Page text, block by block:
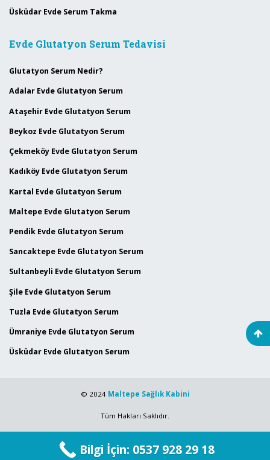
Üsküdar Evde Serum Takma
Evde Glutatyon Serum Tedavisi
Glutatyon Serum Nedir?
Adalar Evde Glutatyon Serum
Ataşehir Evde Glutatyon Serum
Beykoz Evde Glutatyon Serum
Çekmeköy Evde Glutatyon Serum
Kadıköy Evde Glutatyon Serum
Kartal Evde Glutatyon Serum
Maltepe Evde Glutatyon Serum
Pendik Evde Glutatyon Serum
Sancaktepe Evde Glutatyon Serum
Sultanbeyli Evde Glutatyon Serum
Şile Evde Glutatyon Serum
Tuzla Evde Glutatyon Serum
Ümraniye Evde Glutatyon Serum
Üsküdar Evde Glutatyon Serum
© 2024 Maltepe Sağlık Kabini
Tüm Hakları Saklıdır.
Bilgi İçin: 0537 928 29 18